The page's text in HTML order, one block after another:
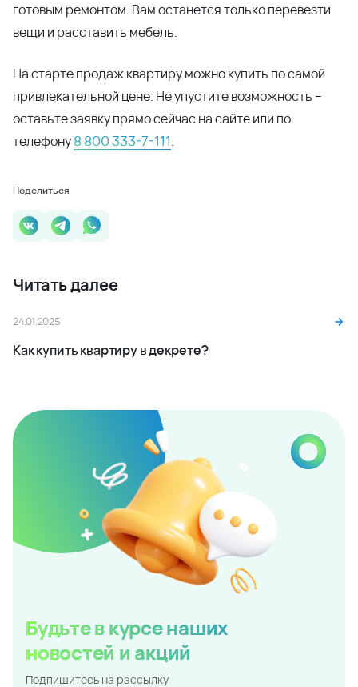
Будьте в курсе наших
новостей и акций
Подпишитесь на рассылку
готовым ремонтом. Вам останется только перевезти
вещи и расставить мебель.
На старте продаж квартиру можно купить по самой
привлекательной цене. Не упустите возможность –
оставьте заявку прямо сейчас на сайте или по
телефону8 800 333-7-111.
Поделиться
Читать далее
24.01.2025
Как купить квартиру в декрете?